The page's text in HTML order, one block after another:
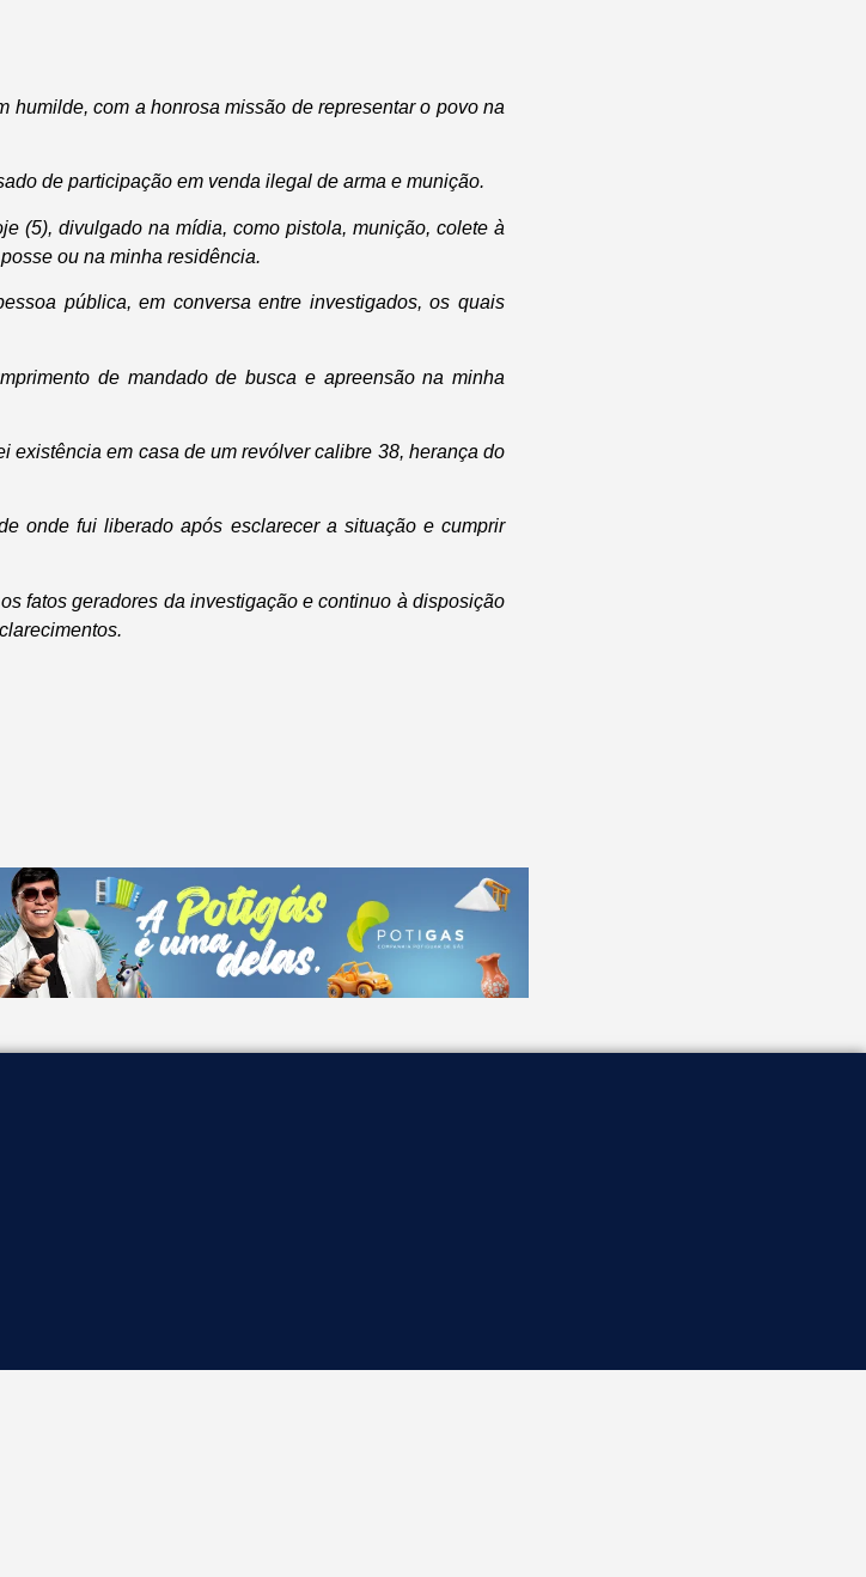
humilde, com a honrosa missão de representar o povo na
de participação em venda ilegal de arma e munição.
(5), divulgado na mídia, como pistola, munição, colete à
ou na minha residência.
pública, em conversa entre investigados, os quais
de mandado de busca e apreensão na minha
existência em casa de um revólver calibre 38, herança do
onde fui liberado após esclarecer a situação e cumprir
fatos geradores da investigação e continuo à disposição